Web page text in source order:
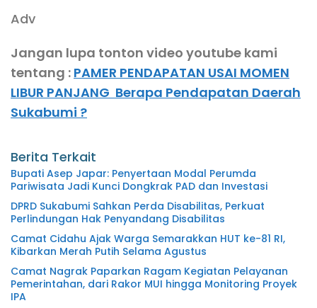
Adv
Jangan lupa tonton video youtube kami
tentang : PAMER PENDAPATAN USAI MOMEN
LIBUR PANJANG Berapa Pendapatan Daerah
Sukabumi ?
Berita Terkait
Bupati Asep Japar: Penyertaan Modal Perumda
Pariwisata Jadi Kunci Dongkrak PAD dan Investasi
DPRD Sukabumi Sahkan Perda Disabilitas, Perkuat
Perlindungan Hak Penyandang Disabilitas
Camat Cidahu Ajak Warga Semarakkan HUT ke-81 RI,
Kibarkan Merah Putih Selama Agustus
Camat Nagrak Paparkan Ragam Kegiatan Pelayanan
Pemerintahan, dari Rakor MUI hingga Monitoring Proyek
IPA